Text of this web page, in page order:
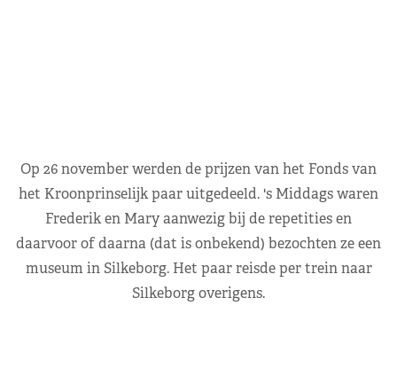
Op 26 november werden de prijzen van het Fonds van
het Kroonprinselijk paar uitgedeeld. 's Middags waren
Frederik en Mary aanwezig bij de repetities en
daarvoor of daarna (dat is onbekend) bezochten ze een
museum in Silkeborg. Het paar reisde per trein naar
Silkeborg overigens.